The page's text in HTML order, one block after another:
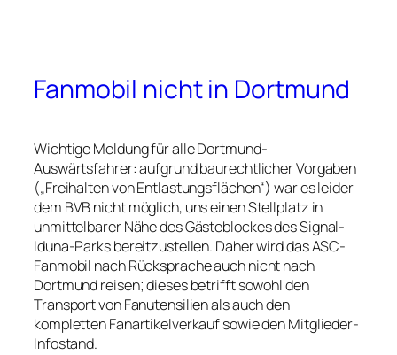
Fanmobil nicht in Dortmund
Wichtige Meldung für alle Dortmund-
Auswärtsfahrer: aufgrund baurechtlicher Vorgaben
(„Freihalten von Entlastungsflächen“) war es leider
dem BVB nicht möglich, uns einen Stellplatz in
unmittelbarer Nähe des Gästeblockes des Signal-
Iduna-Parks bereitzustellen. Daher wird das ASC-
Fanmobil nach Rücksprache auch nicht nach
Dortmund reisen; dieses betrifft sowohl den
Transport von Fanutensilien als auch den
kompletten Fanartikelverkauf sowie den Mitglieder-
Infostand.